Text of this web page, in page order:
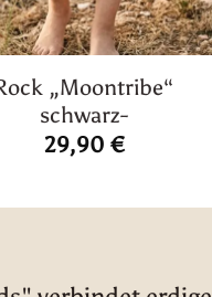
„Moontribe“
schwarz-
29,90 €